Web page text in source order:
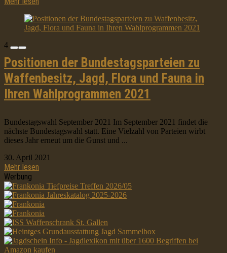
4
Positionen der Bundestagsparteien zu
Waffenbesitz, Jagd, Flora und Fauna in
Ihren Wahlprogrammen 2021
Bundestagswahl September 2021 Im September 2021 findet die
nächste Bundestagswahl statt. Eine Vielzahl von Parteien wirbt
dieses Jahr erneut um die Gunst und ...
30. April 2021
Mehr lesen
Werbung